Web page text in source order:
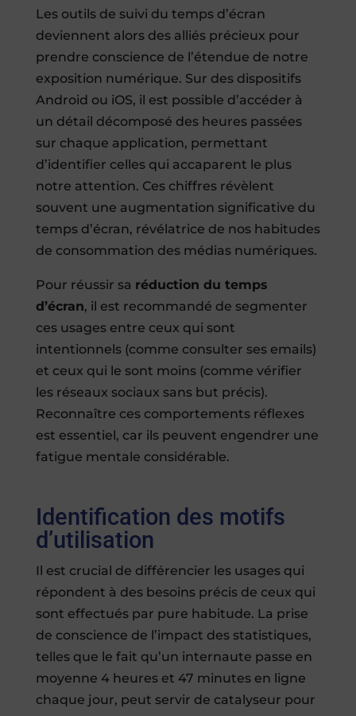
Les outils de suivi du temps d’écran
deviennent alors des alliés précieux pour
prendre conscience de l’étendue de notre
exposition numérique. Sur des dispositifs
Android ou iOS, il est possible d’accéder à
un détail décomposé des heures passées
sur chaque application, permettant
d’identifier celles qui accaparent le plus
notre attention. Ces chiffres révèlent
souvent une augmentation significative du
temps d’écran, révélatrice de nos habitudes
de consommation des médias numériques.
Pour réussir sa réduction du temps
d’écran, il est recommandé de segmenter
ces usages entre ceux qui sont
intentionnels (comme consulter ses emails)
et ceux qui le sont moins (comme vérifier
les réseaux sociaux sans but précis).
Reconnaître ces comportements réflexes
est essentiel, car ils peuvent engendrer une
fatigue mentale considérable.
Identification des motifs
d’utilisation
Il est crucial de différencier les usages qui
répondent à des besoins précis de ceux qui
sont effectués par pure habitude. La prise
de conscience de l’impact des statistiques,
telles que le fait qu’un internaute passe en
moyenne 4 heures et 47 minutes en ligne
chaque jour, peut servir de catalyseur pour